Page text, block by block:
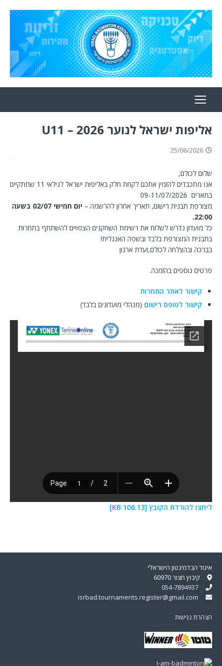
אליפות ישראל לנוער 2026 – U11
25/06/2026
שלום לכולם,
אנו מתכבדים להזמין אתכם לקחת חלק באליפות ישראל לגילאי 11 שתתקיים
בתארים 09-11/07/2026
מצורפת תבנית רישום, תאריך אחרון להרשמה –
יום חמישי 02/07 בשעה
22:00.
כל מועדון נדרש לשלוח את רשימת השחקנים הצפויים להשתתף בתחרות
בתבנית המצורפת בלבד ובשפה האנגלית!
בברכה ובהצלחה לכולם,ועדת ארגון
פרטים נוספים בהזמנה.
קישור לאתר התחרות
קישור לטופס רישום (מנהלי מועדונים בלבד)
ליחצו להורדת הקובץ [106.13 KB]
איגוד הבדמינטון הישראלי
קיבוץ חצור 60970
054-7894937
isrbad.tournaments.register@gmail.com
הצהרת נגישות